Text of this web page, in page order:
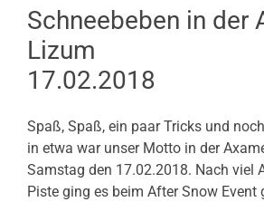
Schneebeben in der
Lizum
17.02.2018
Spaß, Spaß, ein paar Tricks und
in etwa war unser Motto in der
Samstag den 17.02.2018. Nach viel
Piste ging es beim After Snow Event